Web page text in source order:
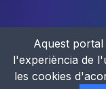
Aquest
l'experiència de
les cookies